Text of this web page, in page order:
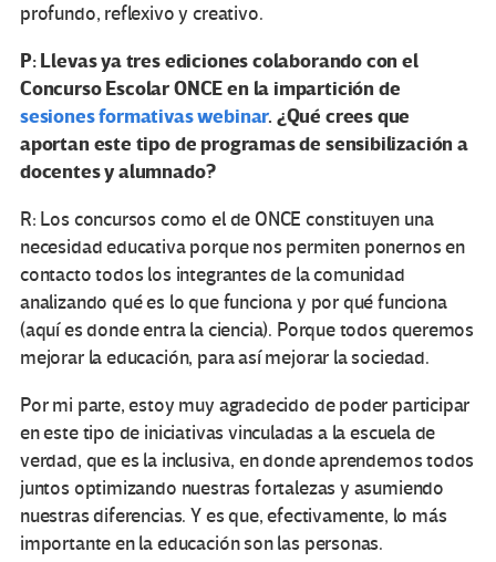
profundo, reflexivo y creativo.
P: Llevas ya tres ediciones colaborando con el
Concurso Escolar ONCE en la impartición de
sesiones formativas webinar. ¿Qué crees que
aportan este tipo de programas de sensibilización a
docentes y alumnado?
R: Los concursos como el de ONCE constituyen una
necesidad educativa porque nos permiten ponernos en
contacto todos los integrantes de la comunidad
analizando qué es lo que funciona y por qué funciona
(aquí es donde entra la ciencia). Porque todos queremos
mejorar la educación, para así mejorar la sociedad.
Por mi parte, estoy muy agradecido de poder participar
en este tipo de iniciativas vinculadas a la escuela de
verdad, que es la inclusiva, en donde aprendemos todos
juntos optimizando nuestras fortalezas y asumiendo
nuestras diferencias. Y es que, efectivamente, lo más
importante en la educación son las personas.